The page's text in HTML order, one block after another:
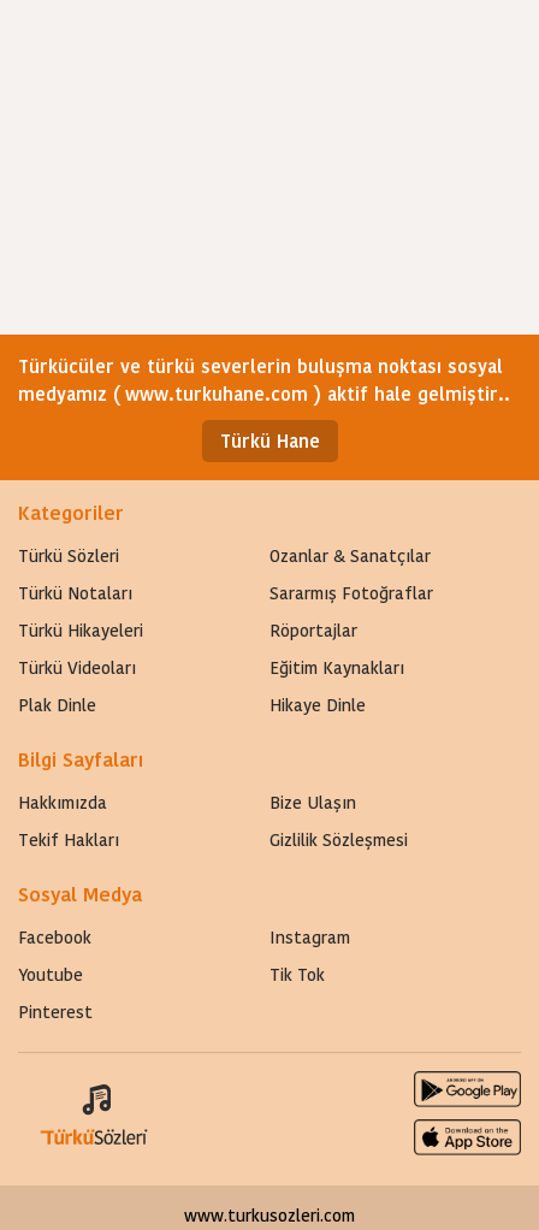
Türkücüler ve türkü severlerin buluşma noktası sosyal
medyamız ( www.turkuhane.com ) aktif hale gelmiştir..
Türkü Hane
Kategoriler
Türkü Sözleri
Ozanlar & Sanatçılar
Türkü Notaları
Sararmış Fotoğraflar
Türkü Hikayeleri
Röportajlar
Türkü Videoları
Eğitim Kaynakları
Plak Dinle
Hikaye Dinle
Bilgi Sayfaları
Hakkımızda
Bize Ulaşın
Tekif Hakları
Gizlilik Sözleşmesi
Sosyal Medya
Facebook
Instagram
Youtube
Tik Tok
Pinterest
www.turkusozleri.com